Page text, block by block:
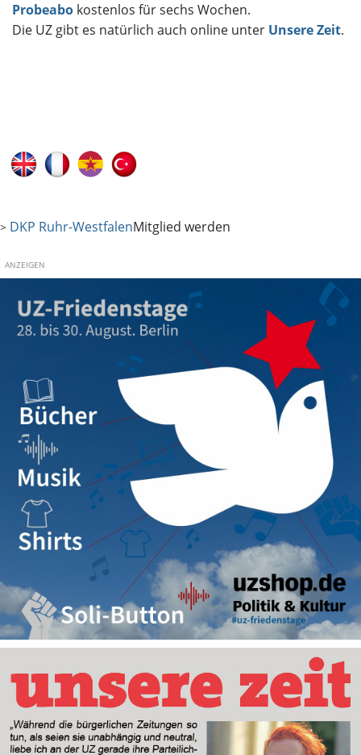
Probeabo kostenlos für sechs Wochen.
Die UZ gibt es natürlich auch online unter Unsere Zeit.
> DKP Ruhr-WestfalenMitglied werden
ANZEIGEN